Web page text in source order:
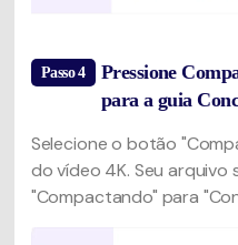
Passo 4
Pressione
para a guia
Selecione o botão
do vídeo 4K. Seu arquivo
"Compactando" para